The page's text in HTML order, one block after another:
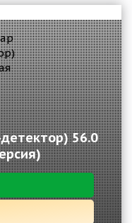
56.0